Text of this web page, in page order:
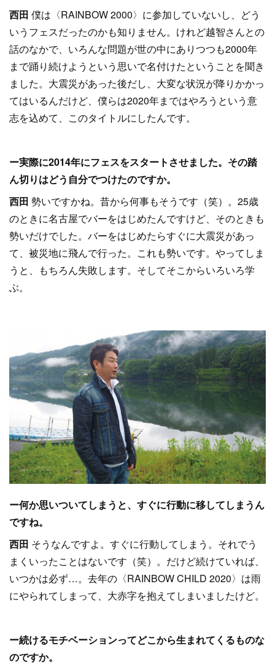
西田 僕は〈RAINBOW 2000〉に参加していないし、どう
いうフェスだったのかも知りません。けれど越智さんとの
話のなかで、いろんな問題が世の中にありつつも2000年
まで踊り続けようという思いで名付けたということを聞き
ました。大震災があった後だし、大変な状況が降りかかっ
てはいるんだけど、僕らは2020年まではやろうという意
志を込めて、このタイトルにしたんです。
ー実際に2014年にフェスをスタートさせました。その踏
ん切りはどう自分でつけたのですか。
西田 勢いですかね。昔から何事もそうです（笑）。25歳
のときに名古屋でバーをはじめたんですけど、そのときも
勢いだけでした。バーをはじめたらすぐに大震災があっ
て、被災地に飛んで行った。これも勢いです。やってしま
うと、もちろん失敗します。そしてそこからいろいろ学
ぶ。
ー何か思いついてしまうと、すぐに行動に移してしまうん
ですね。
西田 そうなんですよ。すぐに行動してしまう。それでう
まくいったことはないです（笑）。だけど続けていれば、
いつかは必ず…。去年の〈RAINBOW CHILD 2020〉は雨
にやられてしまって、大赤字を抱えてしまいましたけど。
ー続けるモチベーションってどこから生まれてくるものな
のですか。